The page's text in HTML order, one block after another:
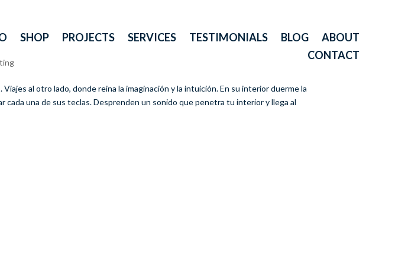
SHOP PROJECTS SERVICES TESTIMONIALS BLOG
ABOUT
CONTACT
Viajes al otro lado, donde reina la imaginación y la intuición. En su interior duerme la
cada una de sus teclas. Desprenden un sonido que penetra tu interior y llega al